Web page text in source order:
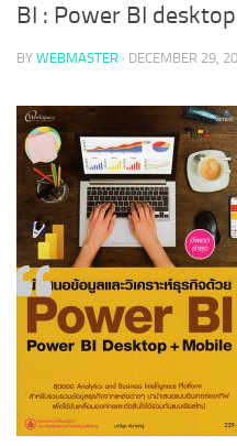
BI : Power BI
BY WEBMASTER · DECEMBER 29,